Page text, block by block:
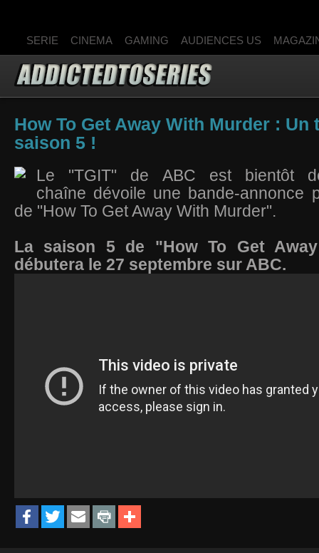
SERIE CINEMA GAMING AUDIENCES US
How To Get Away With Murder :
saison 5 !
Le "TGIT" de ABC est bientôt
chaîne dévoile une bande-annonce
de "How To Get Away With Murder".
La saison 5 de "How To Get
débutera le 27 septembre sur ABC.